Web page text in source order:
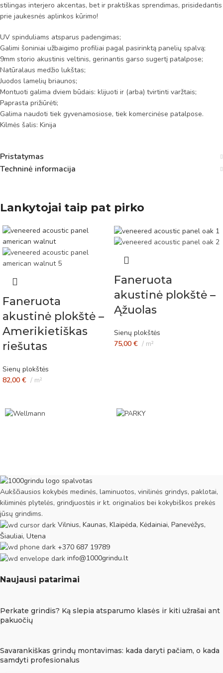
stilingas interjero akcentas, bet ir praktiškas sprendimas, prisidedantis
prie jaukesnės aplinkos kūrimo!
UV spinduliams atsparus padengimas;
Galimi šoniniai užbaigimo profiliai pagal pasirinktą panelių spalvą;
9mm storio akustinis veltinis, gerinantis garso sugertį patalpose;
Natūralaus medžio lukštas;
Juodos lamelių briaunos;
Montuoti galima dviem būdais: klijuoti ir (arba) tvirtinti varžtais;
Paprasta prižiūrėti;
Galima naudoti tiek gyvenamosiose, tiek komercinėse patalpose.
Kilmės šalis: Kinija
Pristatymas
Techninė informacija
Lankytojai taip pat pirko
Faneruota
akustinė plokštė –
Amerikietiškas
riešutas
Sienų plokštės
82,00 € m²
Faneruota
akustinė plokštė –
Ąžuolas
Sienų plokštės
75,00 € m²
Aukščiausios kokybės medinės, laminuotos, vinilinės grindys, paklotai,
kiliminės plytelės, grindjuostės ir kt. originalios bei kokybiškos prekės
jūsų grindims.
Vilnius, Kaunas, Klaipėda, Kėdainiai, Panevėžys,
Šiauliai, Utena
+370 687 19789
info@1000grindu.lt
Naujausi patarimai
Perkate grindis? Ką slepia atsparumo klasės ir kiti užrašai ant
pakuočių
Savarankiškas grindų montavimas: kada daryti pačiam, o kada
samdyti profesionalus